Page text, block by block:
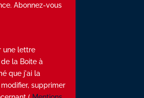
Abonnez-vous
une lettre
la Boite à
que j'ai la
supprimer